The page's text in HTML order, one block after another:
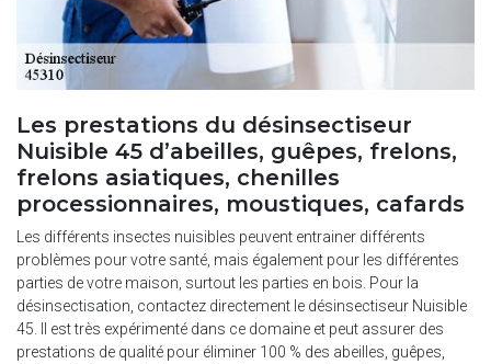
Les prestations du désinsectiseur
Nuisible 45 d’abeilles, guêpes, frelons,
frelons asiatiques, chenilles
processionnaires, moustiques, cafards
Les différents insectes nuisibles peuvent entrainer différents
problèmes pour votre santé, mais également pour les différentes
parties de votre maison, surtout les parties en bois. Pour la
désinsectisation, contactez directement le désinsectiseur Nuisible
45. Il est très expérimenté dans ce domaine et peut assurer des
prestations de qualité pour éliminer 100 % des abeilles, guêpes,